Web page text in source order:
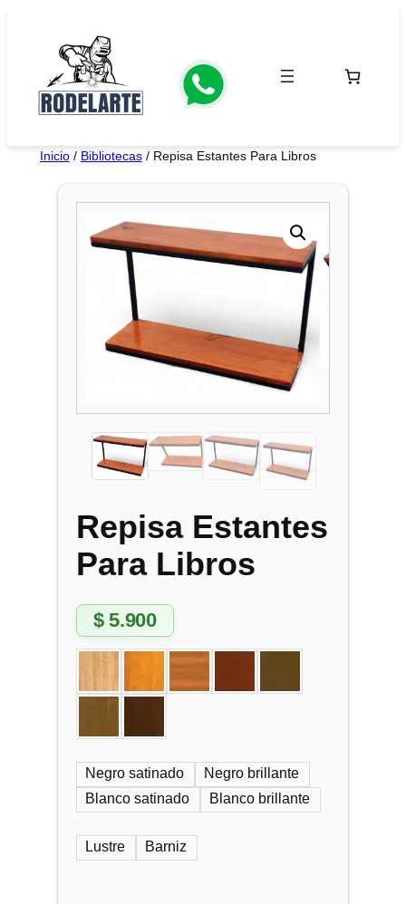
contenido
Inicio/ Bibliotecas/ Repisa Estantes Para Libros
Repisa Estantes
Para Libros
$5.900
Negro satinado
Negro brillante
Blanco satinado
Blanco brillante
Lustre Barniz